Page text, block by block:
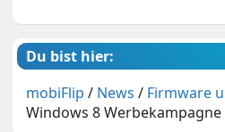
Du bist hier:
mobiFlip / News / Firmware
Windows 8